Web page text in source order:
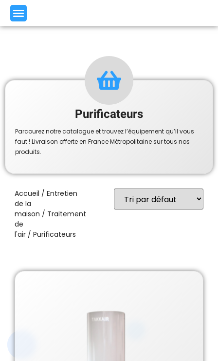
Purificateurs
Parcourez notre catalogue et trouvez l’équipement qu’il vous
faut ! Livraison offerte en France Métropolitaine sur tous nos
produits.
Accueil / Entretien
de la
maison / Traitement
de
l'air / Purificateurs